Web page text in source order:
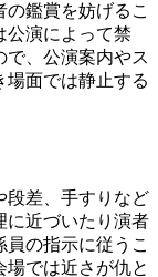
鑑賞を妨げるこ
公演によって禁
で、公演案内やス
場面では静止する
段差、手すりなど
に近づいたり演者
の指示に従うこ
では近さが仇と